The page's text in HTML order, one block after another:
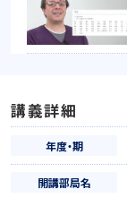
講義詳細
年度・期
開講部局名